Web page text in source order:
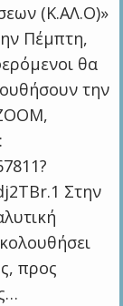
(Κ.ΑΛ.Ο)»
Πέμπτη,
θα
την
Στην
προς